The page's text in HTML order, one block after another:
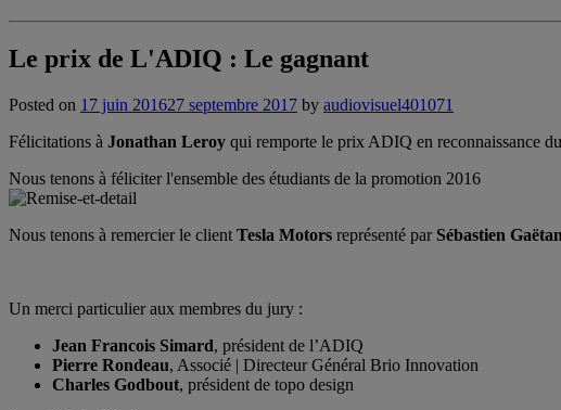
Le prix de L'ADIQ : Le gagnant
Posted on 17 juin 201627 septembre 2017 by audiovisuel401071
Félicitations à Jonathan Leroy qui remporte le prix ADIQ en reconnaissance
Nous tenons à féliciter l'ensemble des étudiants de la promotion 2016
Nous tenons à remercier le client Tesla Motors représenté par Sébastien Gaëtan
Un merci particulier aux membres du jury :
Jean Francois Simard, président de l’ADIQ
Pierre Rondeau, Associé | Directeur Général Brio Innovation
Charles Godbout, président de topo design